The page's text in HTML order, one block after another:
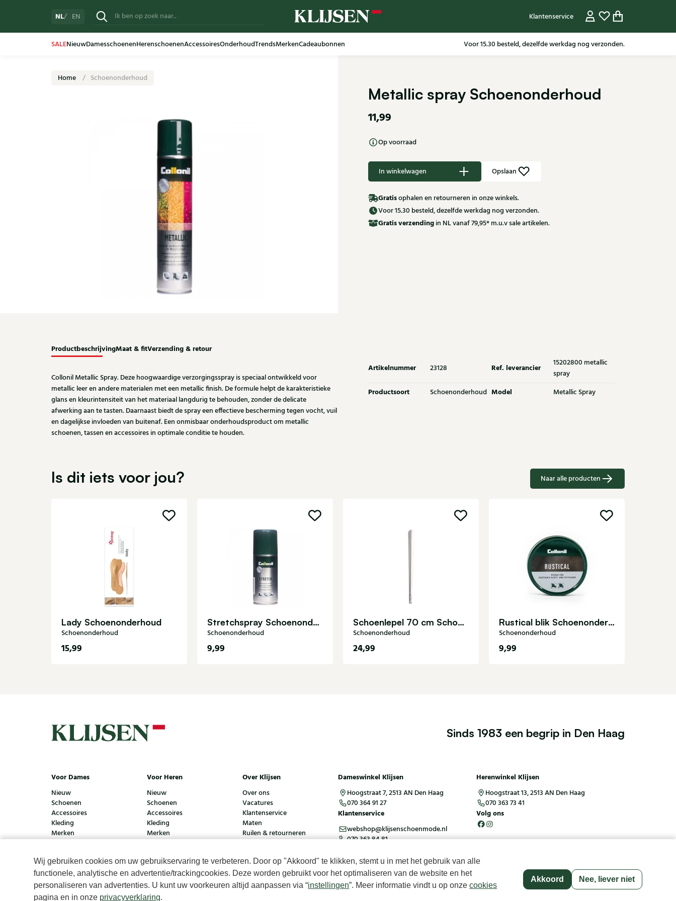
Wij gebruiken cookies om uw gebruikservaring te verbeteren. Door op "Akkoord" te klikken, stemt u in met het gebruik van alle
functionele, analytische en advertentie/trackingcookies. Deze worden gebruikt voor het optimaliseren van de website en het
personaliseren van advertenties. U kunt uw voorkeuren altijd aanpassen via “instellingen”. Meer informatie vindt u op onzecookies
pagina en in onze privacyverklaring.
Akkoord Nee, liever niet
NL EN Klantenservice
SALENieuwDamesschoenenHerenschoenenAccessoiresOnderhoudTrendsMerkenCadeaubonnen Voor 15.30 besteld, dezelfde werkdag nog verzonden.
Home Schoenonderhoud
Metallic spray Schoenonderhoud
11,99
Op voorraad
In winkelwagen Opslaan
Gratisophalen en retourneren in onze winkels.
Voor 15.30 besteld, dezelfde werkdag nog verzonden.
Gratisverzending in NL vanaf 79,95* m.u.v sale artikelen.
ProductbeschrijvingMaat & fitVerzending & retour
Collonil Metallic Spray. Deze hoogwaardige verzorgingsspray is speciaal ontwikkeld voor
metallic leer en andere materialen met een metallic finish. De formule helpt de karakteristieke
glans en kleurintensiteit van het materiaal langdurig te behouden, zonder de delicate
afwerking aan te tasten. Daarnaast biedt de spray een effectieve bescherming tegen vocht, vuil
en dagelijkse invloeden van buitenaf. Een onmisbaar onderhoudsproduct om metallic
schoenen, tassen en accessoires in optimale conditie te houden.
Artikelnummer 23128 Ref. leverancier
15202800 metallic
spray
Productsoort Schoenonderhoud Model Metallic Spray
Is dit iets voor jou? Naar alle producten
Lady Schoenonderhoud
Schoenonderhoud
15,99
Stretchspray Schoenonderhoud
Schoenonderhoud
9,99
Schoenlepel 70 cm Schoenonderhoud
Schoenonderhoud
24,99
Rustical blik Schoenonderhoud
Schoenonderhoud
9,99
Sinds 1983 een begrip in Den Haag
Voor Dames
Nieuw
Schoenen
Accessoires
Kleding
Merken
Voor Heren
Nieuw
Schoenen
Accessoires
Kleding
Merken
Over Klijsen
Over ons
Vacatures
Klantenservice
Maten
Ruilen & retourneren
Dameswinkel Klijsen
Hoogstraat 7, 2513 AN Den Haag
070 364 91 27
Herenwinkel Klijsen
Hoogstraat 13, 2513 AN Den Haag
070 363 73 41
Klantenservice
webshop@klijsenschoenmode.nl
070 363 84 81
Volg ons
© Klijsen Schoenmode - 2026 PrivacyverklaringCookiesAlgemene voorwaarden